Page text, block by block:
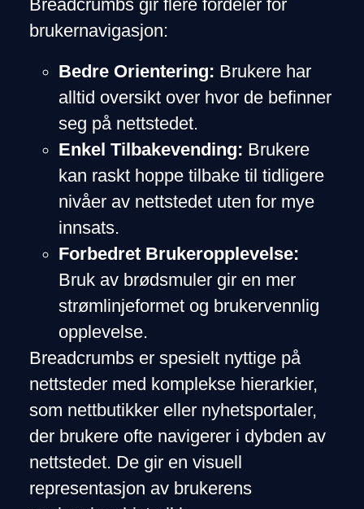
Breadcrumbs gir flere fordeler for
brukernavigasjon:
Bedre Orientering: Brukere har
alltid oversikt over hvor de befinner
seg på nettstedet.
Enkel Tilbakevending: Brukere
kan raskt hoppe tilbake til tidligere
nivåer av nettstedet uten for mye
innsats.
Forbedret Brukeropplevelse:
Bruk av brødsmuler gir en mer
strømlinjeformet og brukervennlig
opplevelse.
Breadcrumbs er spesielt nyttige på
nettsteder med komplekse hierarkier,
som nettbutikker eller nyhetsportaler,
der brukere ofte navigerer i dybden av
nettstedet. De gir en visuell
representasjon av brukerens